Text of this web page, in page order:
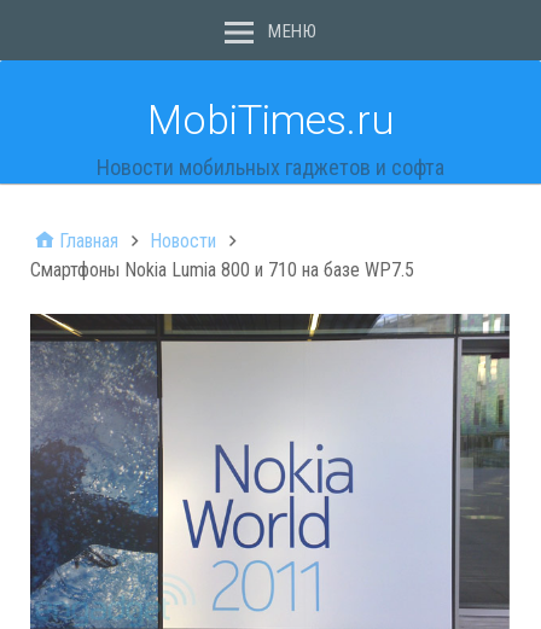
МЕНЮ
MobiTimes.ru
Новости мобильных гаджетов и софта
Главная
Новости
Смартфоны Nokia Lumia 800 и 710 на базе WP7.5